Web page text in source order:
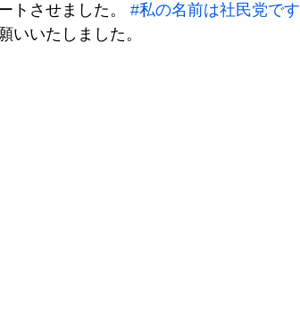
トさせました。 #私の名前は社民党です
いいたしました。